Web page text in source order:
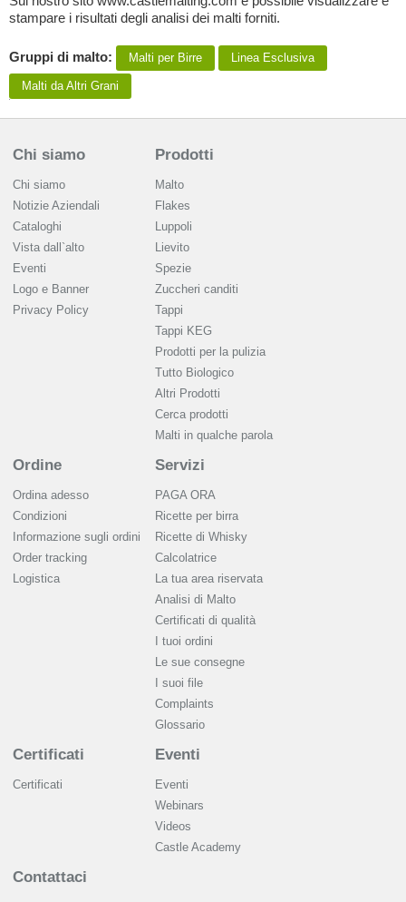
stampare i risultati degli analisi dei malti forniti.
Gruppi di malto: Malti per Birre Linea Esclusiva
Malti da Altri Grani
Chi siamo
Chi siamo
Notizie Aziendali
Cataloghi
Vista dall`alto
Eventi
Logo e Banner
Privacy Policy
Prodotti
Malto
Flakes
Luppoli
Lievito
Spezie
Zuccheri canditi
Tappi
Tappi KEG
Prodotti per la pulizia
Tutto Biologico
Altri Prodotti
Cerca prodotti
Malti in qualche parola
Ordine
Ordina adesso
Condizioni
Informazione sugli ordini
Order tracking
Logistica
Servizi
PAGA ORA
Ricette per birra
Ricette di Whisky
Calcolatrice
La tua area riservata
Analisi di Malto
Сertificati di qualità
I tuoi ordini
Le sue consegne
I suoi file
Complaints
Glossario
Certificati
Certificati
Eventi
Eventi
Webinars
Videos
Castle Academy
Contattaci